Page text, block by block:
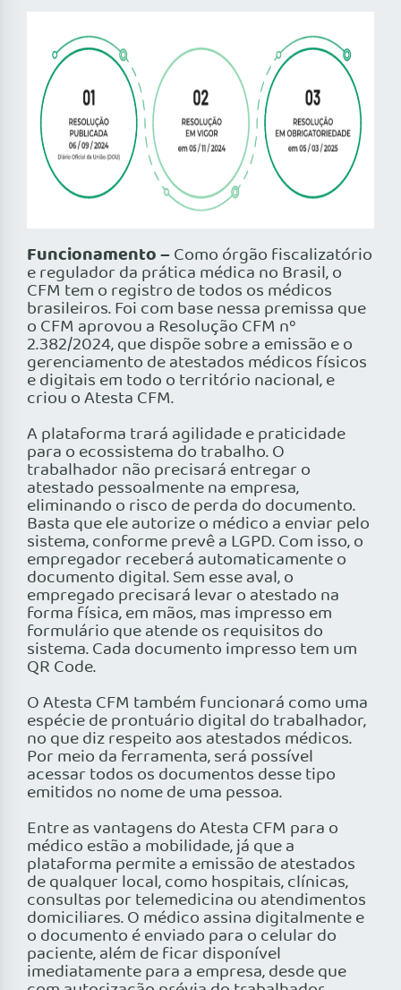
Funcionamento –Como órgão fiscalizatório
e regulador da prática médica no Brasil, o
CFM tem o registro de todos os médicos
brasileiros. Foi com base nessa premissa que
o CFM aprovou a Resolução CFM nº
2.382/2024, que dispõe sobre a emissão e o
gerenciamento de atestados médicos físicos
e digitais em todo o território nacional, e
criou o Atesta CFM.
A plataforma trará agilidade e praticidade
para o ecossistema do trabalho. O
trabalhador não precisará entregar o
atestado pessoalmente na empresa,
eliminando o risco de perda do documento.
Basta que ele autorize o médico a enviar pelo
sistema, conforme prevê a LGPD. Com isso, o
empregador receberá automaticamente o
documento digital. Sem esse aval, o
empregado precisará levar o atestado na
forma física, em mãos, mas impresso em
formulário que atende os requisitos do
sistema. Cada documento impresso tem um
QR Code.
O Atesta CFM também funcionará como uma
espécie de prontuário digital do trabalhador,
no que diz respeito aos atestados médicos.
Por meio da ferramenta, será possível
acessar todos os documentos desse tipo
emitidos no nome de uma pessoa.
Entre as vantagens do Atesta CFM para o
médico estão a mobilidade, já que a
plataforma permite a emissão de atestados
de qualquer local, como hospitais, clínicas,
consultas por telemedicina ou atendimentos
domiciliares. O médico assina digitalmente e
o documento é enviado para o celular do
paciente, além de ficar disponível
imediatamente para a empresa, desde que